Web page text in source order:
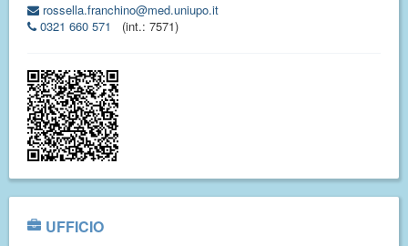
rossella.franchino@med.uniupo.it
0321 660 571
(int.: 7571)
UFFICIO